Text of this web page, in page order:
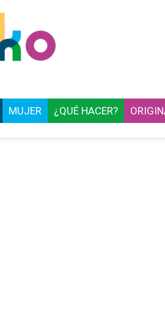
MUJER ¿QUÉ HACER?